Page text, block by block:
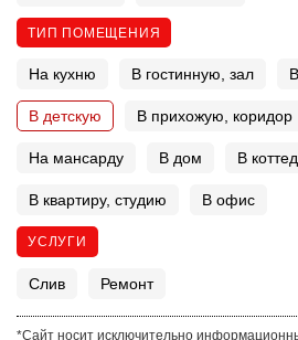
ТИП ПОМЕЩЕНИЯ
На кухню В гостинную, зал
В детскую В прихожую, коридор
На мансарду В дом В
В квартиру, студию В офис
УСЛУГИ
Слив Ремонт
*Сайт носит исключительно